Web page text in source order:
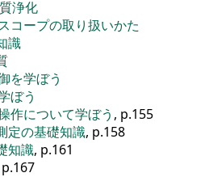
浄化
コープの取り扱いかた
識
を学ぼう
ぼう
作について学ぼう , p.155
定の基礎知識, p.158
知識, p.161
p.167